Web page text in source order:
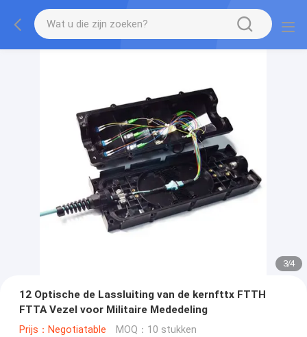
3/4
12 Optische de Lassluiting van de kernfttx FTTH
FTTA Vezel voor Militaire Mededeling
Prijs：Negotiatable MOQ：10 stukken